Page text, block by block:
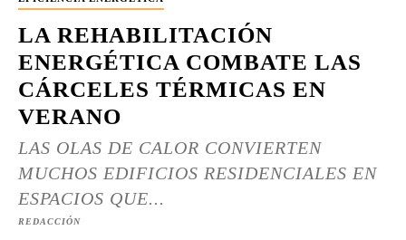
LA REHABILITACIÓN
ENERGÉTICA COMBATE LAS
CÁRCELES TÉRMICAS EN
VERANO
LAS OLAS DE CALOR CONVIERTEN
MUCHOS EDIFICIOS RESIDENCIALES EN
ESPACIOS QUE...
REDACCIÓN